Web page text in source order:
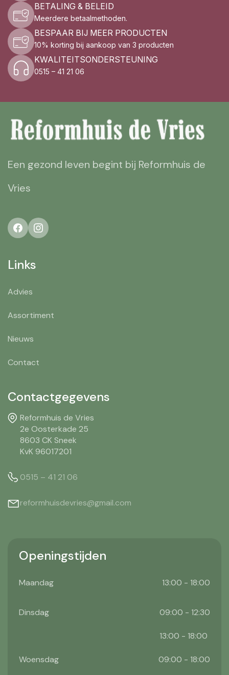
BETALING & BELEID
Meerdere betaalmethoden.
BESPAAR BIJ MEER PRODUCTEN
10% korting bij aankoop van 3 producten
KWALITEITSONDERSTEUNING
0515 – 41 21 06
Een gezond leven begint bij Reformhuis de
Vries
Links
Advies
Assortiment
Nieuws
Contact
Contactgegevens
Reformhuis de Vries
2e Oosterkade 25
8603 CK Sneek
KvK 96017201
0515 – 41 21 06
reformhuisdevries@gmail.com
Openingstijden
Maandag 13:00 - 18:00
Dinsdag 09:00 - 12:30
13:00 - 18:00
Woensdag 09:00 - 18:00